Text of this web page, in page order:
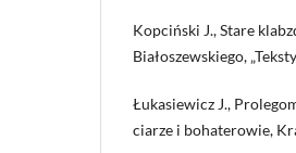
Kopciński J., Stare
Białoszewskiego,
Łukasiewicz J.,
ciarze i bohaterowie,